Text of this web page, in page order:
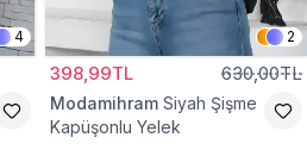
4 2
398,99TL 630,00TL
Modamihram Siyah Şişme
Kapüşonlu Yelek